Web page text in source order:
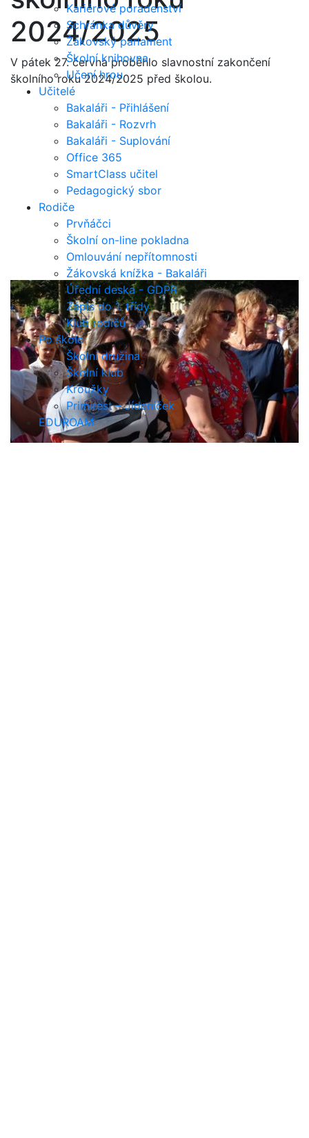
Kariérové poradenství
Schránka důvěry
Žákovský parlament
Školní knihovna
Učení hrou
Učitelé
Bakaláři - Přihlášení
Bakaláři - Rozvrh
Bakaláři - Suplování
Office 365
SmartClass učitel
Pedagogický sbor
Rodiče
Prvňáčci
Školní on-line pokladna
Omlouvání nepřítomnosti
Žákovská knížka - Bakaláři
Úřední deska - GDPR
Zápis do 1. třídy
Klub rodičů
Po škole
Školní družina
Školní klub
Kroužky
Primirest – Jídeníček
EDUROAM
2024/2025
V pátek 27. června proběhlo slavnostní zakončení
školního roku 2024/2025 před školou.